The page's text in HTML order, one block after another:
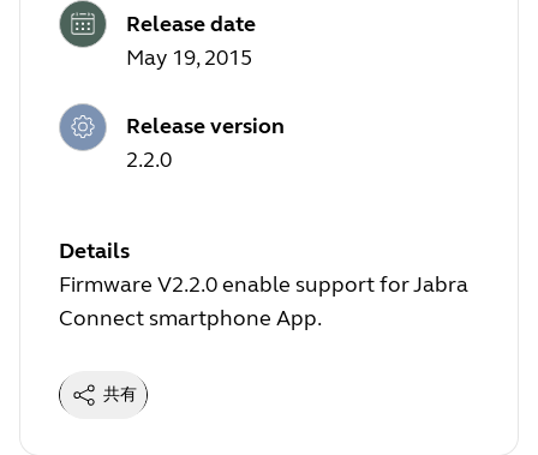
Release date
May 19, 2015
Release version
2.2.0
Details
Firmware V2.2.0 enable support for Jabra
Connect smartphone App.
共有